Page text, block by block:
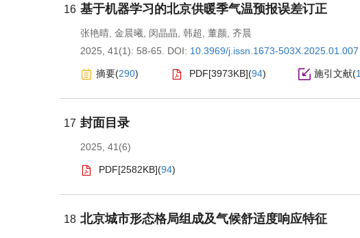
16 基于机器学习的北京供暖季气温预报误差订正
张艳晴 金晨曦 闵晶晶 韩超 董颜 齐晨
2025, 41(1): 58-65.
DOI: 10.3969/j.issn.1673-503X.2025.01.007
摘要(290) PDF[3973KB](94) 施引文献(1
17 封面目录
2025, 41(6)
PDF[2582KB](94)
18 北京城市形态格局组成及气候舒适度响应特征